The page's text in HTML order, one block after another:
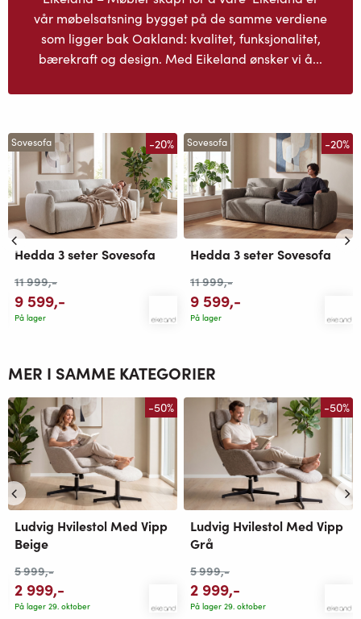
vår møbelsatsning bygget på de samme verdiene
som ligger bak Oakland: kvalitet, funksjonalitet,
bærekraft og design. Med Eikeland ønsker vi å...
Sovesofa -20%
Hedda 3 seter Sovesofa
11 999,-
9 599,-
På lager
Sovesofa -20%
Hedda 3 seter Sovesofa
11 999,-
9 599,-
På lager
MER I SAMME KATEGORIER
-50%
Ludvig Hvilestol Med Vipp
Beige
5 999,-
2 999,-
På lager 29. oktober
-50%
Ludvig Hvilestol Med Vipp
Grå
5 999,-
2 999,-
På lager 29. oktober